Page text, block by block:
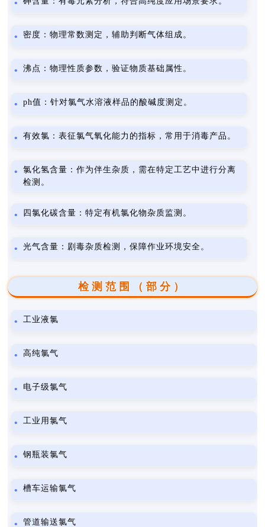
密度：物理常数测定，辅助判断气体组成。
沸点：物理性质参数，验证物质基础属性。
ph值：针对氯气水溶液样品的酸碱度测定。
有效氯：表征氯气氧化能力的指标，常用于消毒产品。
氯化氢含量：作为伴生杂质，需在特定工艺中进行分离
检测。
四氯化碳含量：特定有机氯化物杂质监测。
光气含量：剧毒杂质检测，保障作业环境安全。
检测范围（部分）
工业液氯
高纯氯气
电子级氯气
工业用氯气
钢瓶装氯气
槽车运输氯气
管道输送氯气